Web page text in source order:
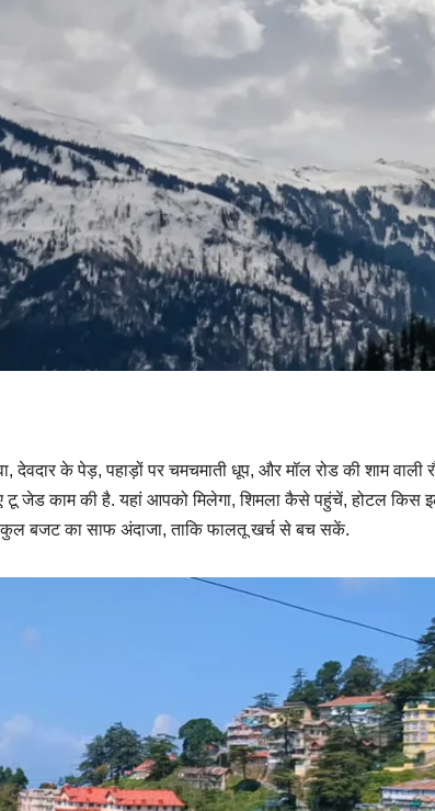
देवदार के पेड़, पहाड़ों पर चमचमाती धूप, और मॉल रोड की शाम वाली
टू जेड काम की है. यहां आपको मिलेगा, शिमला कैसे पहुंचें, होटल किस
बजट का साफ अंदाजा, ताकि फालतू खर्च से बच सकें.